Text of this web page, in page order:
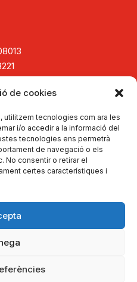
de cookies
utilitzem tecnologies com ara les
i/o accedir a la informació del
tecnologies ens permetrà
de navegació o els
No consentir o retirar el
certes característiques i
empresarial
HelpEmpresa
legal
cookies